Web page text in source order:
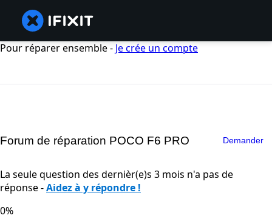
Pour réparer ensemble - Je crée un compte
Forum de réparation POCO F6 PRO Demander
La seule question des dernièr(e)s 3 mois n'a pas de
réponse -Aidez à y répondre !
0%